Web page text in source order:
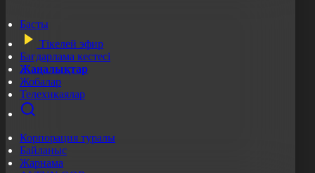
Басты
Тікелей эфир
Бағдарлама кестесі
Жаңалықтар
Жобалар
Телехикаялар
Корпорация туралы
Байланыс
Жарнама